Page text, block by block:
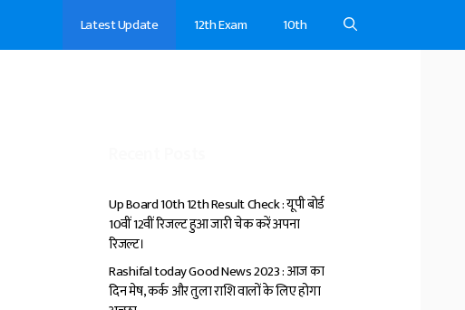
Latest Update 12th Exam 10th
Up Board 10th 12th Result Check : यूपी बोर्ड
10वीं 12वीं रिजल्ट हुआ जारी चेक करें अपना
रिजल्ट।
Rashifal today Good News 2023 : आज का
दिन मेष, कर्क और तुला राशि वालों के लिए होगा